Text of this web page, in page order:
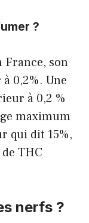
?
France, son
0,2%. Une
à 0,2 %
maximum
qui dit 15%,
THC
nerfs ?